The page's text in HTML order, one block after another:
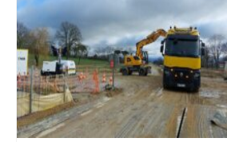
horrible", plus de 17 km de
ralentissements autour de
jeudi matin, on vous donne les
secteurs à éviter – ladepeche.fr